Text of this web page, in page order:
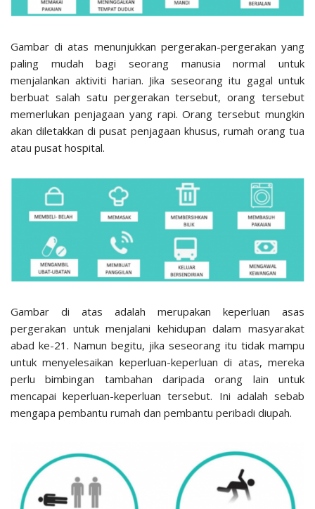
Gambar di atas menunjukkan pergerakan-pergerakan yang
paling mudah bagi seorang manusia normal untuk
menjalankan aktiviti harian. Jika seseorang itu gagal untuk
berbuat salah satu pergerakan tersebut, orang tersebut
memerlukan penjagaan yang rapi. Orang tersebut mungkin
akan diletakkan di pusat penjagaan khusus, rumah orang tua
atau pusat hospital.
Gambar di atas adalah merupakan keperluan asas
pergerakan untuk menjalani kehidupan dalam masyarakat
abad ke-21. Namun begitu, jika seseorang itu tidak mampu
untuk menyelesaikan keperluan-keperluan di atas, mereka
perlu bimbingan tambahan daripada orang lain untuk
mencapai keperluan-keperluan tersebut. Ini adalah sebab
mengapa pembantu rumah dan pembantu peribadi diupah.